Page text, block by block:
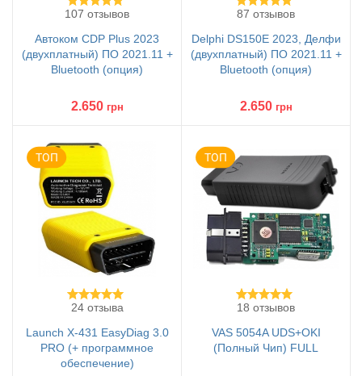
107 отзывов
Автоком CDP Plus 2023
(двухплатный) ПО 2021.11 +
Bluetooth (опция)
2.650 грн
87 отзывов
Delphi DS150E 2023, Делфи
(двухплатный) ПО 2021.11 +
Bluetooth (опция)
2.650 грн
24 отзыва
Launch X-431 EasyDiag 3.0
PRO (+ программное
обеспечение)
18 отзывов
VAS 5054A UDS+OKI
(Полный Чип) FULL